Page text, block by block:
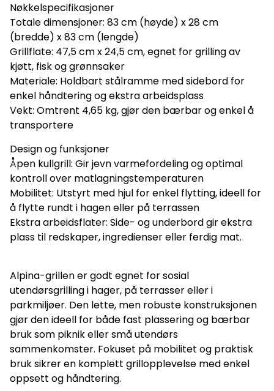
Nøkkelspecifikasjoner
Totale dimensjoner: 83 cm (høyde) x 28 cm
(bredde) x 83 cm (lengde)
Grillflate: 47,5 cm x 24,5 cm, egnet for grilling av
kjøtt, fisk og grønnsaker
Materiale: Holdbart stålramme med sidebord for
enkel håndtering og ekstra arbeidsplass
Vekt: Omtrent 4,65 kg, gjør den bærbar og enkel å
transportere
Design og funksjoner
Åpen kullgrill: Gir jevn varmefordeling og optimal
kontroll over matlagningstemperaturen
Mobilitet: Utstyrt med hjul for enkel flytting, ideell for
å flytte rundt i hagen eller på terrassen
Ekstra arbeidsflater: Side- og underbord gir ekstra
plass til redskaper, ingredienser eller ferdig mat.
Alpina-grillen er godt egnet for sosial
utendørsgrilling i hager, på terrasser eller i
parkmiljøer. Den lette, men robuste konstruksjonen
gjør den ideell for både fast plassering og bærbar
bruk som piknik eller små utendørs
sammenkomster. Fokuset på mobilitet og praktisk
bruk sikrer en komplett grillopplevelse med enkel
oppsett og håndtering.